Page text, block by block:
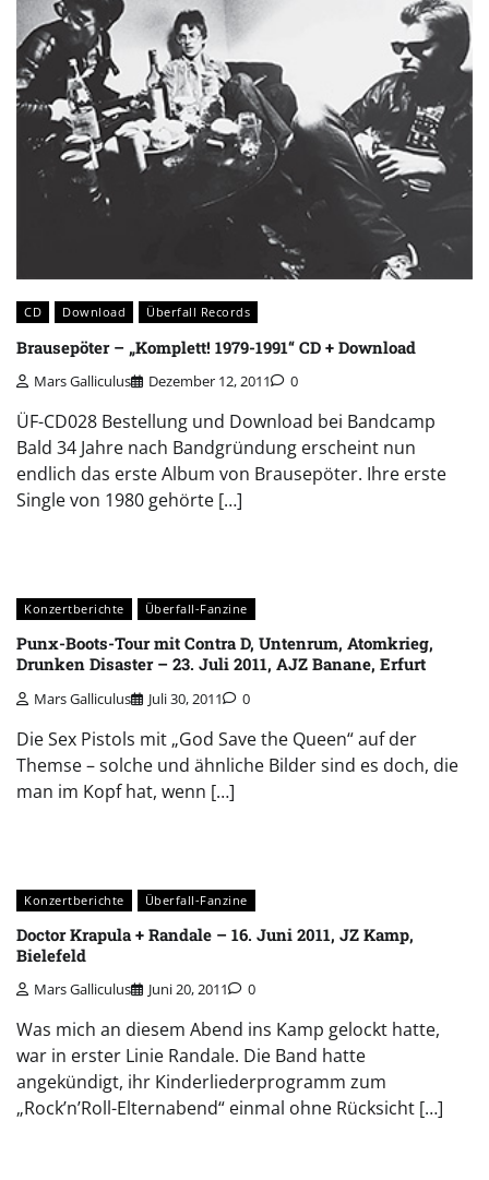
CD Download Überfall Records
Brausepöter – „Komplett! 1979-1991“ CD + Download
Mars Galliculus Dezember 12, 2011 0
ÜF-CD028 Bestellung und Download bei Bandcamp
Bald 34 Jahre nach Bandgründung erscheint nun
endlich das erste Album von Brausepöter. Ihre erste
Single von 1980 gehörte […]
Konzertberichte Überfall-Fanzine
Punx-Boots-Tour mit Contra D, Untenrum, Atomkrieg,
Drunken Disaster – 23. Juli 2011, AJZ Banane, Erfurt
Mars Galliculus Juli 30, 2011 0
Die Sex Pistols mit „God Save the Queen“ auf der
Themse – solche und ähnliche Bilder sind es doch, die
man im Kopf hat, wenn […]
Konzertberichte Überfall-Fanzine
Doctor Krapula + Randale – 16. Juni 2011, JZ Kamp,
Bielefeld
Mars Galliculus Juni 20, 2011 0
Was mich an diesem Abend ins Kamp gelockt hatte,
war in erster Linie Randale. Die Band hatte
angekündigt, ihr Kinderliederprogramm zum
„Rock’n’Roll-Elternabend“ einmal ohne Rücksicht […]